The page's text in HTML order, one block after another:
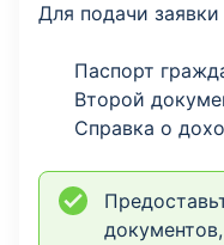
Для подачи
Паспорт
Второй
Справка о